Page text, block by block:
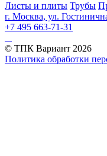
Листы и плиты Трубы
г. Москва, ул.
+7 495 663-71-31
© ТПК Вариант 2026
Политика обработки